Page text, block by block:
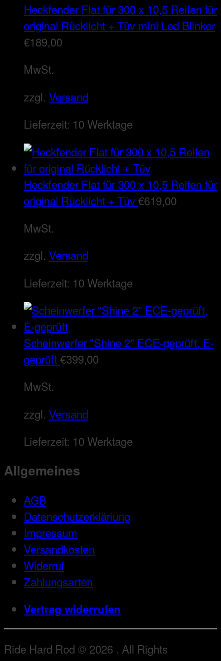
Heckfender Flat für 300 x 10,5 Reifen für
original Rücklicht + Tüv mini Led Blinker
€189,00
MwSt.
zzgl. Versand
Lieferzeit: 10 Werktage
Heckfender Flat für 300 x 10,5 Reifen für
original Rücklicht + Tüv€619,00
MwSt.
zzgl. Versand
Lieferzeit: 10 Werktage
Scheinwerfer "Shine 2" ECE-geprüft, E-
geprüft€399,00
MwSt.
zzgl. Versand
Lieferzeit: 10 Werktage
Allgemeines
AGB
Datenschutzerkläriung
Impressum
Versandkosten
Widerruf
Zahlungsarten
Vertrag widerrufen
Ride Hard Rod © 2026 . All Rights